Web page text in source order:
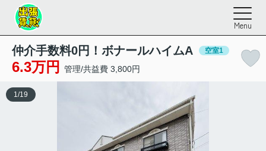
Menu
仲介手数料0円！ボナールハイムA 空室1
6.3万円 管理/共益費 3,800円
1 /19